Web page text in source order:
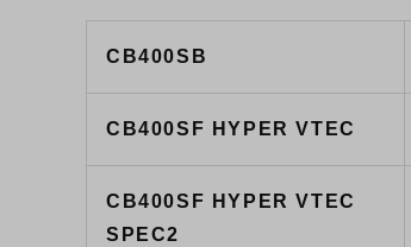
CB400SB
CB400SF HYPER VTEC
CB400SF HYPER VTEC
SPEC2